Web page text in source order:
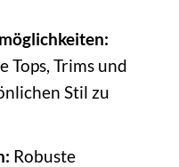
Tops, Trims und
Stil zu
Robuste